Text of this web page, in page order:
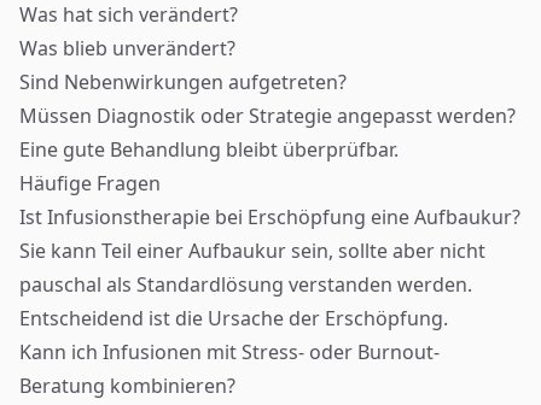
Was hat sich verändert?
Was blieb unverändert?
Sind Nebenwirkungen aufgetreten?
Müssen Diagnostik oder Strategie angepasst werden?
Eine gute Behandlung bleibt überprüfbar.
Häufige Fragen
Ist Infusionstherapie bei Erschöpfung eine Aufbaukur?
Sie kann Teil einer Aufbaukur sein, sollte aber nicht
pauschal als Standardlösung verstanden werden.
Entscheidend ist die Ursache der Erschöpfung.
Kann ich Infusionen mit Stress- oder Burnout-
Beratung kombinieren?